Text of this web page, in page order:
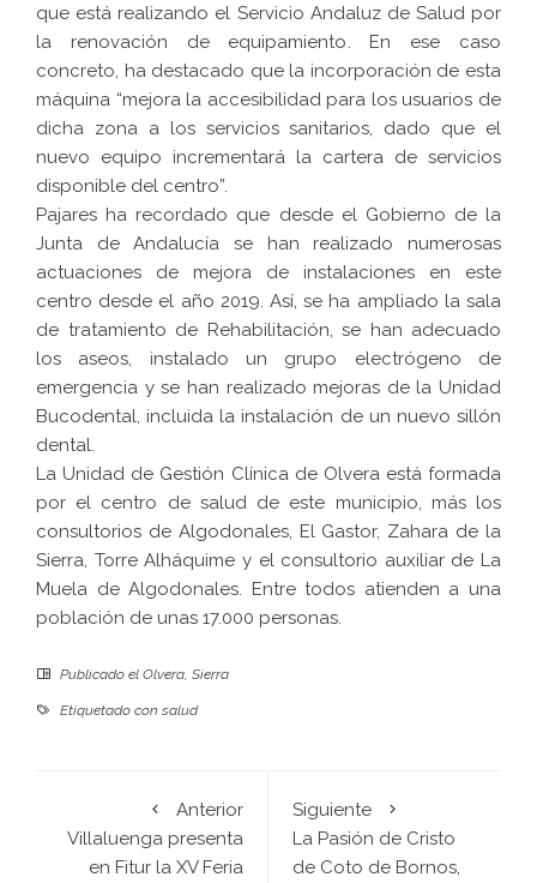
que está realizando el Servicio Andaluz de Salud por
la renovación de equipamiento. En ese caso
concreto, ha destacado que la incorporación de esta
máquina “mejora la accesibilidad para los usuarios de
dicha zona a los servicios sanitarios, dado que el
nuevo equipo incrementará la cartera de servicios
disponible del centro”.
Pajares ha recordado que desde el Gobierno de la
Junta de Andalucía se han realizado numerosas
actuaciones de mejora de instalaciones en este
centro desde el año 2019. Así, se ha ampliado la sala
de tratamiento de Rehabilitación, se han adecuado
los aseos, instalado un grupo electrógeno de
emergencia y se han realizado mejoras de la Unidad
Bucodental, incluida la instalación de un nuevo sillón
dental.
La Unidad de Gestión Clínica de Olvera está formada
por el centro de salud de este municipio, más los
consultorios de Algodonales, El Gastor, Zahara de la
Sierra, Torre Alháquime y el consultorio auxiliar de La
Muela de Algodonales. Entre todos atienden a una
población de unas 17.000 personas.
Publicado el Olvera, Sierra
Etiquetado con salud
Anterior
Villaluenga presenta
en Fitur la XV Feria
Siguiente
La Pasión de Cristo
de Coto de Bornos,